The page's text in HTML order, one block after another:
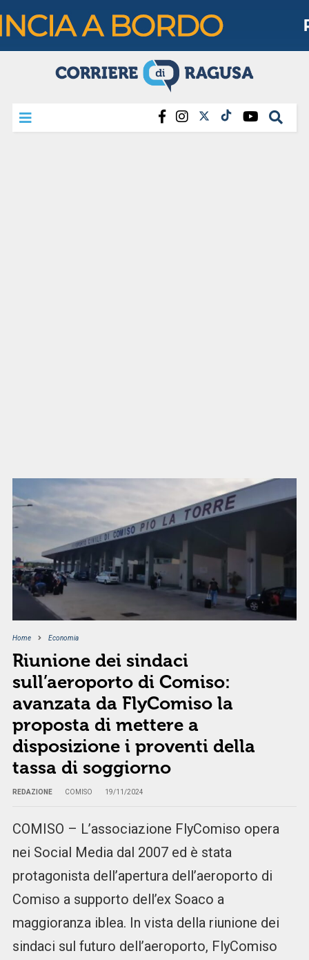
Home Economia
Riunione dei sindaci
sull’aeroporto di Comiso:
avanzata da FlyComiso la
proposta di mettere a
disposizione i proventi della
tassa di soggiorno
REDAZIONE COMISO 19/11/2024
COMISO – L’associazione FlyComiso opera
nei Social Media dal 2007 ed è stata
protagonista dell’apertura dell’aeroporto di
Comiso a supporto dell’ex Soaco a
maggioranza iblea. In vista della riunione dei
sindaci sul futuro dell’aeroporto, FlyComiso